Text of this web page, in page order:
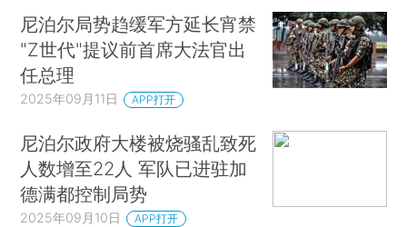
尼泊尔局势趋缓军方延长宵禁
"Z世代"提议前首席大法官出
任总理
2025年09月11日 APP打开
尼泊尔政府大楼被烧骚乱致死
人数增至22人 军队已进驻加
德满都控制局势
2025年09月10日 APP打开